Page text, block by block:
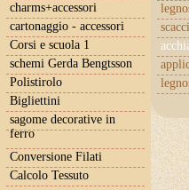
charms+accessori
cartonaggio - accessori
Corsi e scuola 1
schemi Gerda Bengtsson
Polistirolo
Bigliettini
sagome decorative in
ferro
Conversione Filati
Calcolo Tessuto